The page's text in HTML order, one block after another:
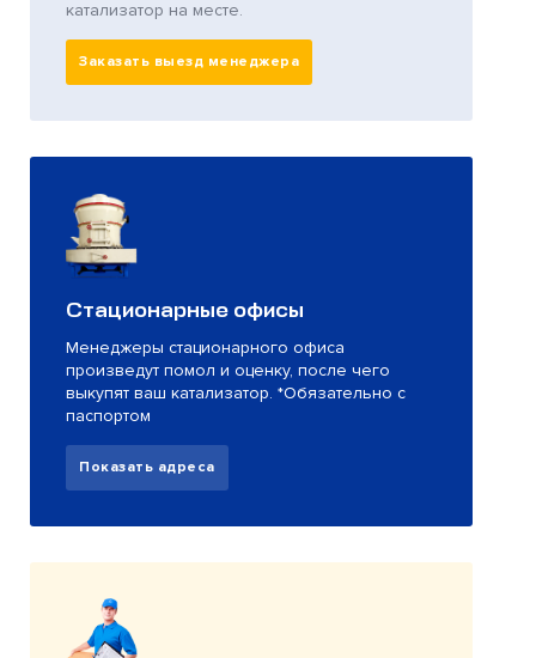
катализатор на месте.
Заказать выезд менеджера
Стационарные офисы
Менеджеры стационарного офиса
произведут помол и оценку, после чего
выкупят ваш катализатор. *Обязательно с
паспортом
Показать адреса